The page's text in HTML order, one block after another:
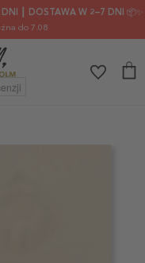
┃ DOSTAWA W 2–7 DNI 📦✨
do 7.08